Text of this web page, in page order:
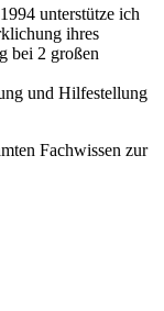
unterstütze ich
ihres
bei 2 großen
und Hilfestellung
Fachwissen zur